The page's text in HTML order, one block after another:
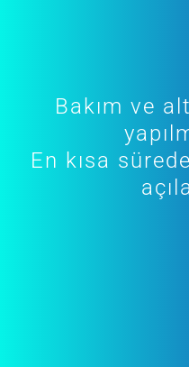
Bakım ve
En kısa